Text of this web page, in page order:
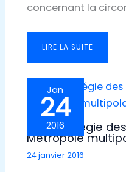
concernant la
LIRE LA SUITE
Jan
24
2016
Une stratégie
Métropole
24 janvier 2016